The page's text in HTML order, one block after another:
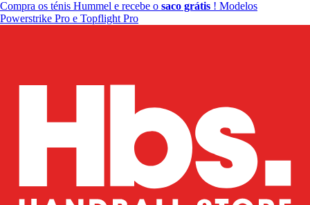
Compra os ténis Hummel e recebe o saco grátis ! Modelos
Powerstrike Pro e Topflight Pro